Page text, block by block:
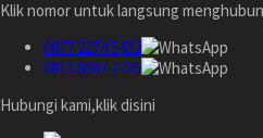
Klik nomor untuk langsung
0877 2274 5432
0813 8087 7735
Hubungi kami,klik disini